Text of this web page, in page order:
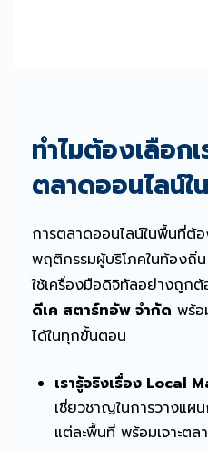
ทำไมต้องเลือกเ
ตลาดออนไลน์
การตลาดออนไลน์ในพื้นที่ต้อ
พฤติกรรมผู้บริโภคในท้องถิ่
ใช้เครื่องมือดิจิทัลอย่างถูกต้
ดีเค สตาร์ทอัพ จำกัด พร้อ
ได้ในทุกขั้นตอน
เรารู้จริงเรื่อง Local
เชี่ยวชาญในการวางแผ
แต่ละพื้นที่ พร้อมเจาะต